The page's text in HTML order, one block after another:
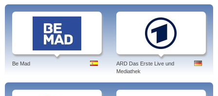
Be Mad
ARD Das Erste Live und
Mediathek